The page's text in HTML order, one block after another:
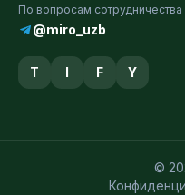
По вопросам сотрудничества
@miro_uzb
T I F Y
©